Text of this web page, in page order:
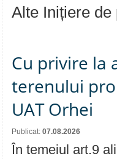
Alte Inițiere de
Cu privire la
terenului
UAT Orhei
Publicat: 07.08.2026
În temeiul art.9